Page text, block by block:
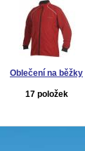
Oblečení na běžky
17 položek